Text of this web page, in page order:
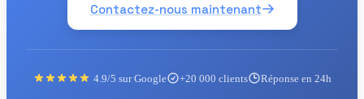
Contactez-nous maintenant
4.9/5 sur Google +20 000 clients Réponse en 24h